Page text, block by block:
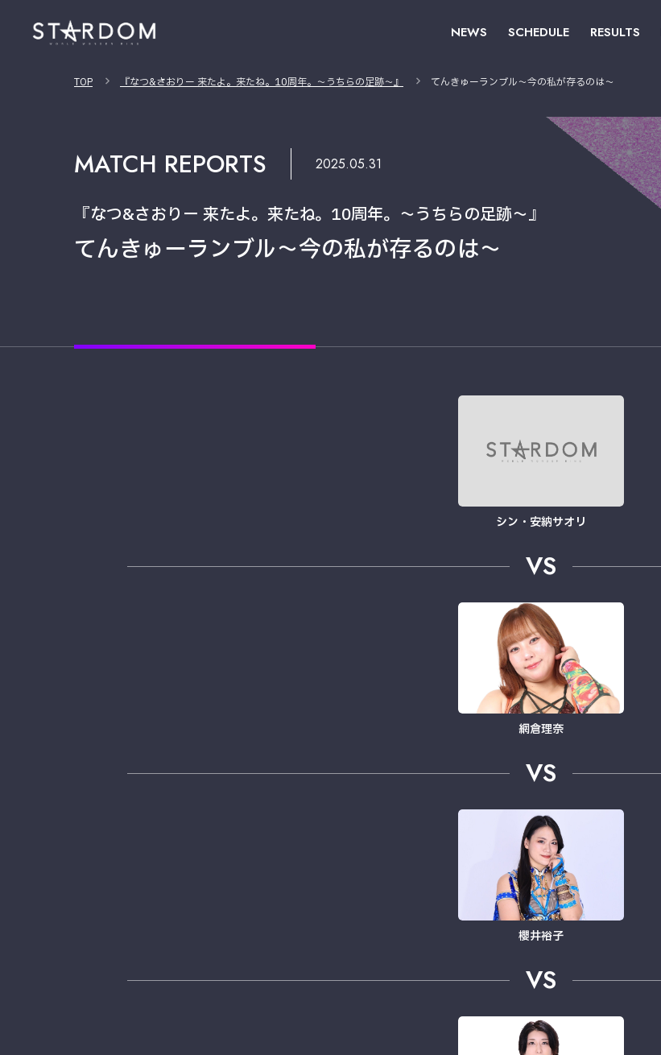
NEWS SCHEDULE RESULTS
TOP 『なつ&さおりー 来たよ。来たね。10周年。〜うちらの足跡〜』 てんきゅーランブル〜今の私が存るのは〜
MATCH REPORTS 2025.05.31
『なつ&さおりー 来たよ。来たね。10周年。〜うちらの足跡〜』
てんきゅーランブル〜今の私が存るのは〜
シン・安納サオリ
VS
網倉理奈
VS
櫻井裕子
VS